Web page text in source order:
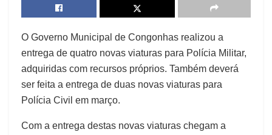
O Governo Municipal de Congonhas realizou a
entrega de quatro novas viaturas para Polícia Militar,
adquiridas com recursos próprios. Também deverá
ser feita a entrega de duas novas viaturas para
Polícia Civil em março.
Com a entrega destas novas viaturas chegam a